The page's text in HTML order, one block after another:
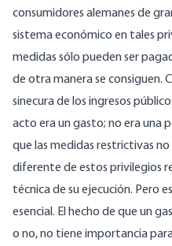
consumidores alemanes de
sistema económico en tales
medidas sólo pueden ser
de otra manera se consiguen.
sinecura de los ingresos
acto era un gasto; no era una
que las medidas restrictivas
diferente de estos privilegios
técnica de su ejecución. Pero
esencial. El hecho de que un
o no, no tiene importancia